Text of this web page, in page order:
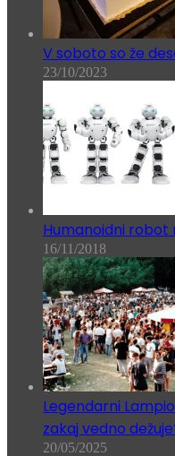
V soboto so že
23/10/2023
Humanoidni robot
16/11/2018
Legendarni
zakaj vedno
20/05/2025